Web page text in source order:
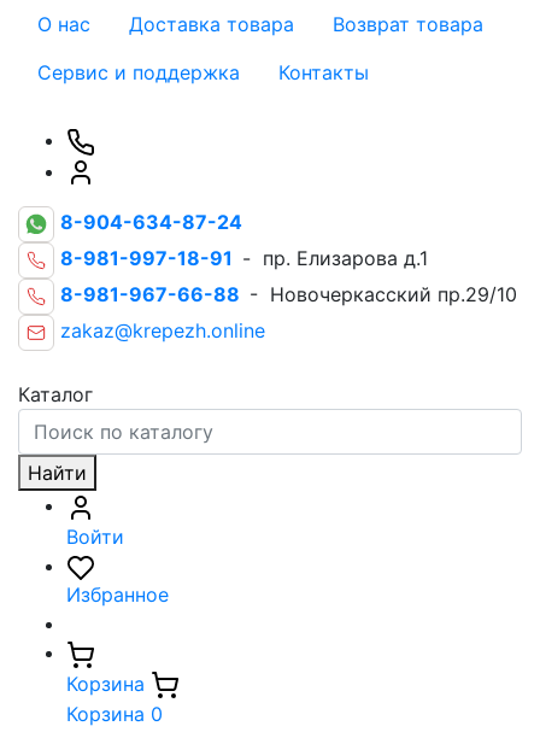
О нас Доставка товара
Возврат товара
Сервис и поддержка
Контакты
8-904-634-87-24
8-981-997-18-91 - пр. Елизарова д.1
8-981-967-66-88 - Новочеркасский пр.29/10
zakaz@krepezh.online
Каталог
Найти
Войти
Избранное
Корзина
Корзина 0